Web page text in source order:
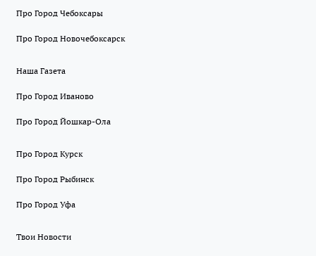
Про Город Чебоксары
Про Город Новочебоксарск
Наша Газета
Про Город Иваново
Про Город Йошкар-Ола
Про Город Курск
Про Город Рыбинск
Про Город Уфа
Твои Новости